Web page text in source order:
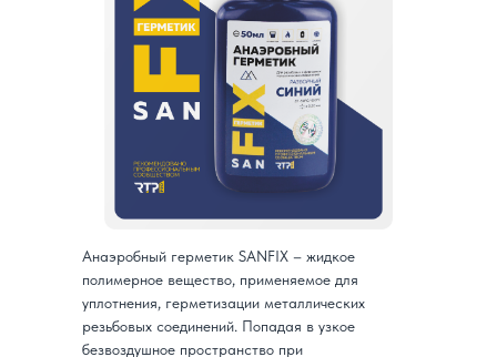
Анаэробный герметик SANFIX – жидкое
полимерное вещество, применяемое для
уплотнения, герметизации металлических
резьбовых соединений. Попадая в узкое
безвоздушное пространство при